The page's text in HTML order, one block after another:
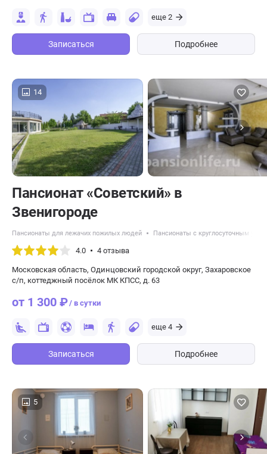
еще 2
Записаться Подробнее
14
Пансионат «Советский» в
Звенигороде
Пансионаты для лежачих пожилых людей Пансионаты с круглосуточным
4.0 4 отзыва
Московская область, Одинцовский городской округ, Захаровское
с/п, коттеджный посёлок МК КПСС, д. 63
от 1 300 ₽/ в сутки
еще 4
Записаться Подробнее
5